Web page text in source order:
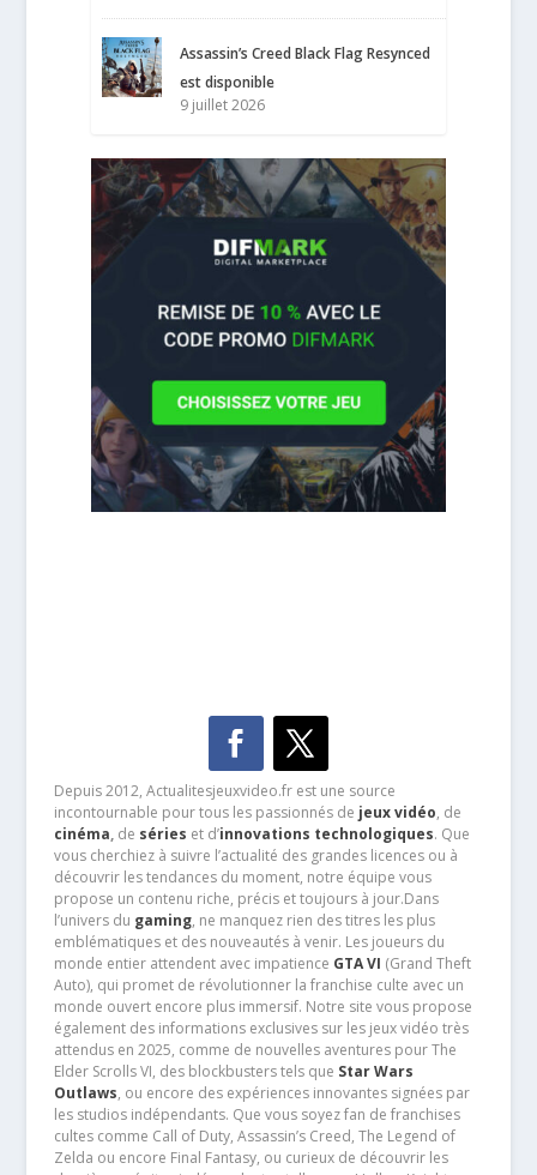
Assassin’s Creed Black Flag Resynced
est disponible
9 juillet 2026
Depuis 2012, Actualitesjeuxvideo.fr est une source
incontournable pour tous les passionnés de jeux vidéo, de
cinéma,de séries et d’innovations technologiques. Que
vous cherchiez à suivre l’actualité des grandes licences ou à
découvrir les tendances du moment, notre équipe vous
propose un contenu riche, précis et toujours à jour.Dans
l’univers du gaming, ne manquez rien des titres les plus
emblématiques et des nouveautés à venir. Les joueurs du
monde entier attendent avec impatience GTA VI (Grand Theft
Auto), qui promet de révolutionner la franchise culte avec un
monde ouvert encore plus immersif. Notre site vous propose
également des informations exclusives sur les jeux vidéo très
attendus en 2025, comme de nouvelles aventures pour The
Elder Scrolls VI, des blockbusters tels que Star Wars
Outlaws, ou encore des expériences innovantes signées par
les studios indépendants. Que vous soyez fan de franchises
cultes comme Call of Duty, Assassin’s Creed, The Legend of
Zelda ou encore Final Fantasy, ou curieux de découvrir les